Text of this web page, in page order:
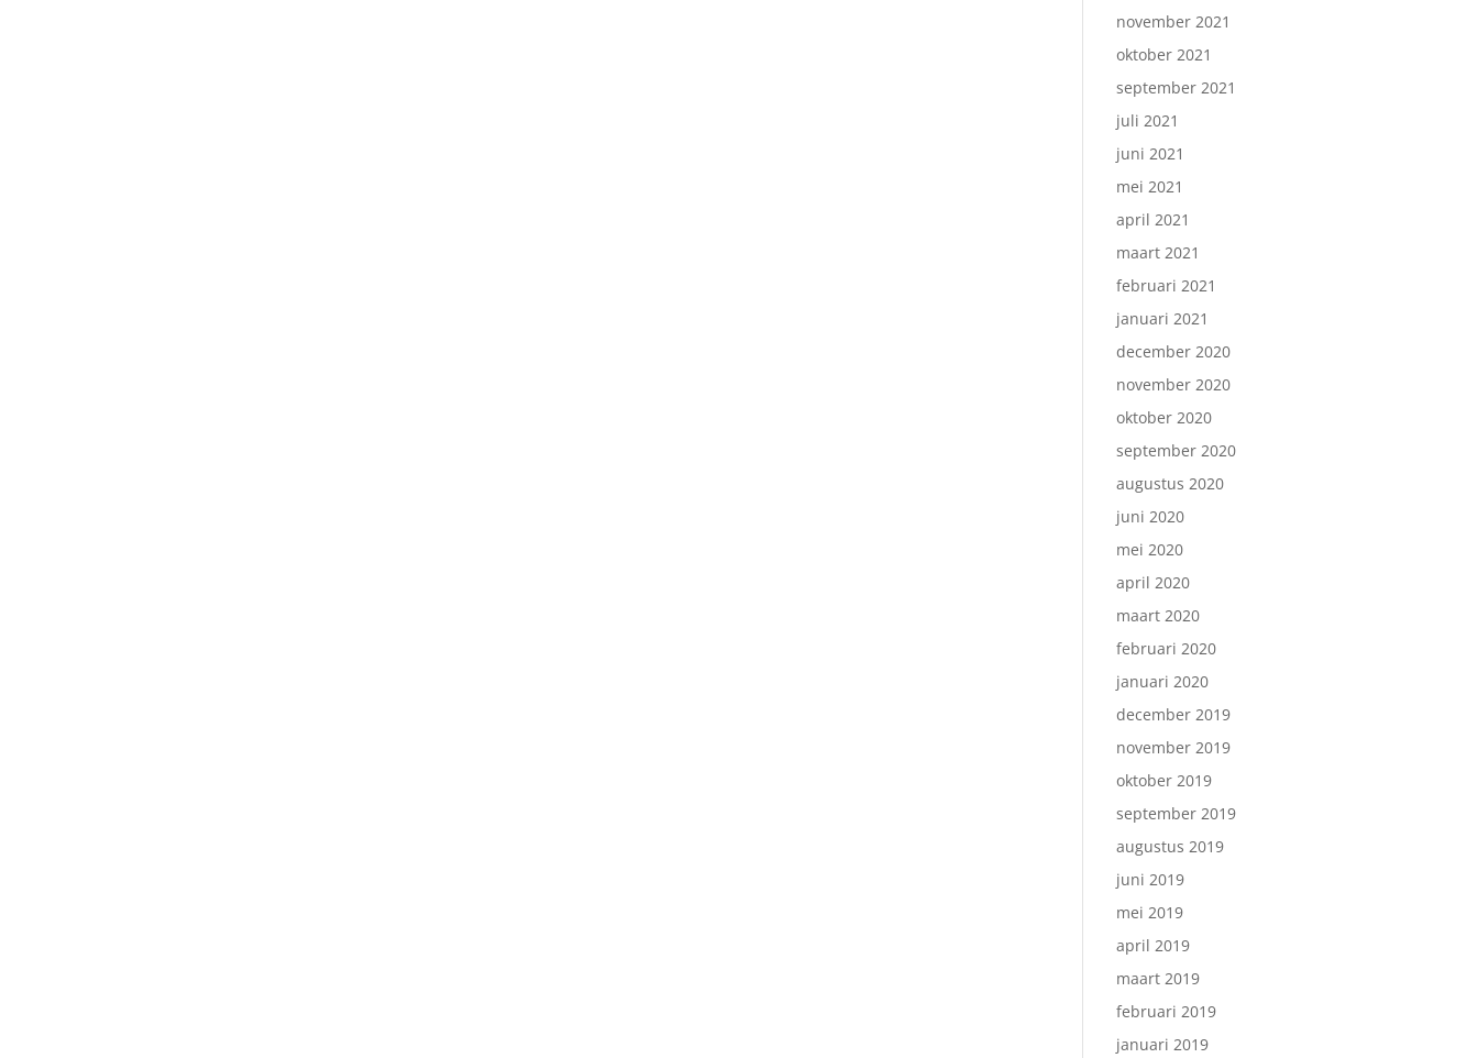
november 2021
oktober 2021
september 2021
juli 2021
juni 2021
mei 2021
april 2021
maart 2021
februari 2021
januari 2021
december 2020
november 2020
oktober 2020
september 2020
augustus 2020
juni 2020
mei 2020
april 2020
maart 2020
februari 2020
januari 2020
december 2019
november 2019
oktober 2019
september 2019
augustus 2019
juni 2019
mei 2019
april 2019
maart 2019
februari 2019
januari 2019